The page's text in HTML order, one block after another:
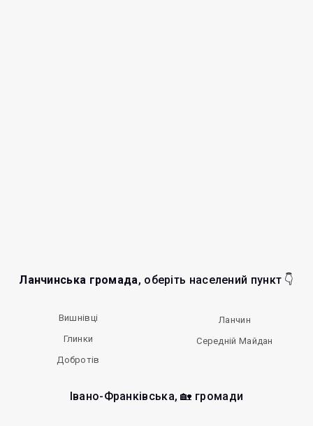
Ланчинська громада, оберіть населений пункт 👇
Вишнівці
Глинки
Добротів
Ланчин
Середній Майдан
Івано-Франківська, 🏡 громади